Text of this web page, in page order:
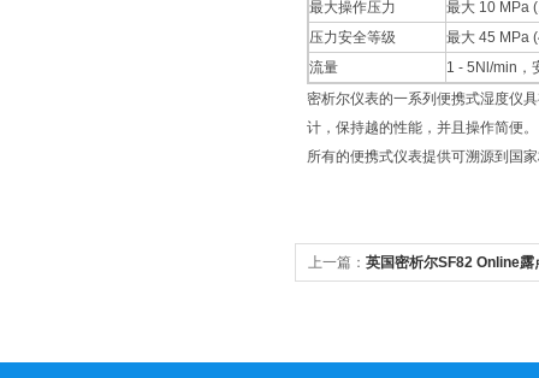
最大操作压力
最大 10 MPa
压力安全等级
最大 45 MPa
流量
1 - 5Nl/min，
密析尔仪表的一系列便携式湿度仪
计，保持越的性能，并且操作简便。
所有的便携式仪表提供可溯源到国
上一篇： 英国密析尔SF82 Online露